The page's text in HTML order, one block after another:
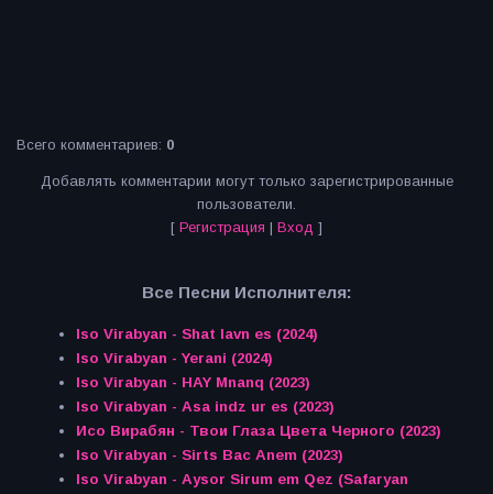
Всего комментариев: 0
Добавлять комментарии могут только зарегистрированные
пользователи.
[ Регистрация | Вход ]
Все Песни Исполнителя:
Iso Virabyan - Shat lavn es (2024)
Iso Virabyan - Yerani (2024)
Iso Virabyan - HAY Mnanq (2023)
Iso Virabyan - Asa indz ur es (2023)
Исо Вирабян - Твои Глаза Цвета Черного (2023)
Iso Virabyan - Sirts Bac Anem (2023)
Iso Virabyan - Aysor Sirum em Qez (Safaryan